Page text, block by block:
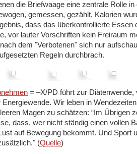
die Briefwaage eine zentrale Rolle in
gemessen, gezählt, Kalorien
dass das überkontrollierte Essen
vor lauter Vorschriften kein Freiraum
dem "Verbotenen" sich nur
Regeln durchbrach.
= –X/PD führt zur Diätenwende,
Wir leben in
Magen zu schätzen: “Im Übrigen
dass, wer nicht ständig einen vollen
auf Bewegung bekommt. Und Sport
(Quelle)